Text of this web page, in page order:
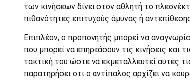
των κινήσεων δίνει στον αθλητή το
πιθανότητες επιτυχούς άμυνας ή
Επιπλέον, ο προπονητής μπορεί να
που μπορεί να επηρεάσουν τις κινήσεις και
τακτική του ώστε να εκμεταλλευτεί αυτές
παρατηρήσει ότι ο αντίπαλος αρχίζει να